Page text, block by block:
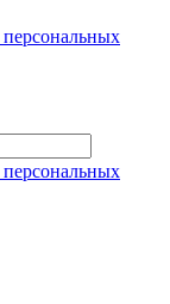
персональных
персональных